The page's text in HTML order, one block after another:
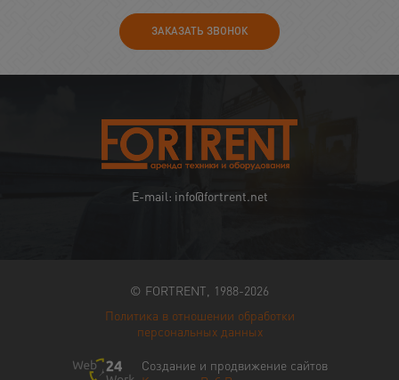
ЗАКАЗАТЬ ЗВОНОК
E-mail: info@fortrent.net
© FORTRENT, 1988-2026
Политика в отношении обработки
персональных данных
Создание и продвижение сайтов